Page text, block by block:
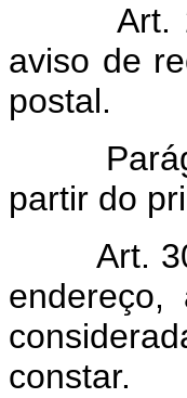
Art. 29.
aviso de
postal.
partir do
Art. 30.
constar.